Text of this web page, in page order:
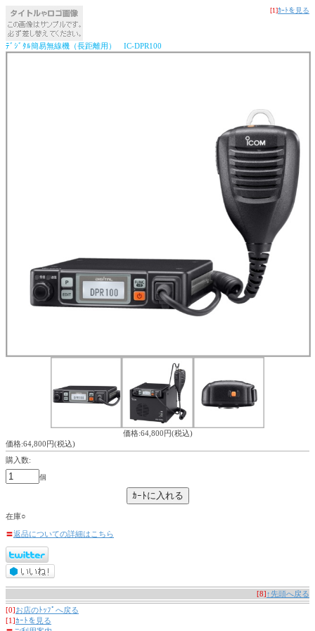
[1]ｶｰﾄを見る
ﾃﾞｼﾞﾀﾙ簡易無線機（長距離用） IC-DPR100
価格:64,800円(税込)
価格:64,800円(税込)
購入数:
個
在庫○
〓返品についての詳細はこちら
[8] ↑先頭へ戻る
[0] お店のﾄｯﾌﾟへ戻る
[1]ｶｰﾄを見る